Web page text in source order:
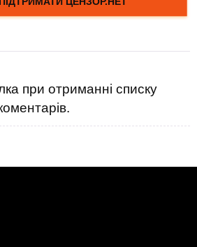
при отриманні списку